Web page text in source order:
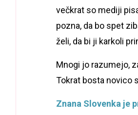
večkrat so mediji
pozna, da bo spet
želi, da bi ji karkoli
Mnogi jo razumejo,
Tokrat bosta novico
Znana Slovenka je